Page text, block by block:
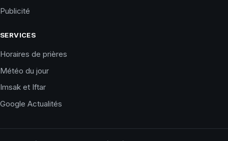
Publicité
SERVICES
Horaires de prières
Météo du jour
Imsak et Iftar
Google Actualités